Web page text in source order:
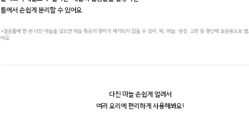
틀에서 손쉽게 분리할 수 있어요.
*얼음틀에 한 번 다진 마늘을 넣으면 마늘 특유의 향미가 제거되지 않을 수 있어, 파, 마늘, 생강, 고추 등 향신채 보관용으로
아요.
다진 마늘 손쉽게 얼려서
여러 요리에 편리하게 사용해봐요!